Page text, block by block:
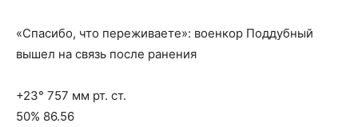
«Спасибо, что переживаете»: военкор Поддубный
вышел на связь после ранения
+23° 757 мм рт. ст.
50% 86.56